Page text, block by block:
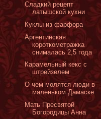
Сладкий рецепт
латышской кухни
Куклы из фарфора
Аргентинская
короткометражка
снималась 2,5 года
Карамельный кекс с
штрейзелем
О чем молятся люди в
маленьком Дамаске
Мать Пресвятой
Богородицы Анна